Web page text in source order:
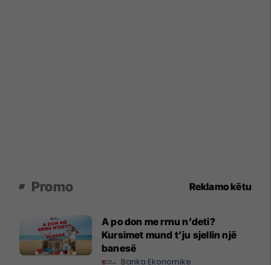
Promo Reklamo këtu
A po don me rrnu n’deti?
Kursimet mund t’ju sjellin një
banesë
Banka Ekonomike